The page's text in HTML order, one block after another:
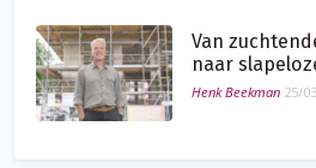
Van
naar
Henk Beekman 25/